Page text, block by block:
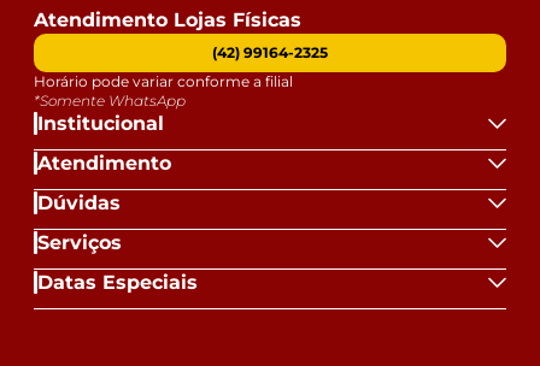
Institucional
Atendimento
Dúvidas
Serviços
Datas Especiais
Atendimento Lojas Físicas
(42) 99164-2325
Horário pode variar conforme a filial
*Somente WhatsApp